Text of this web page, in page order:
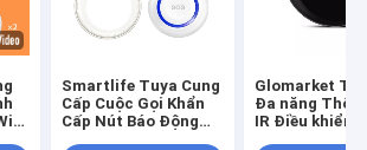
Smartlife Tuya Cung
Cấp Cuộc Gọi Khẩn
Cấp Nút Báo Động
Glomarket
Đa năng
IR Điều khiển